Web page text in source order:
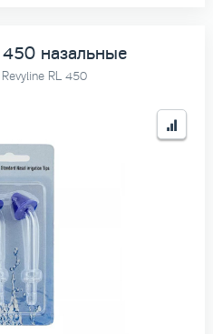
назальные
RL 450